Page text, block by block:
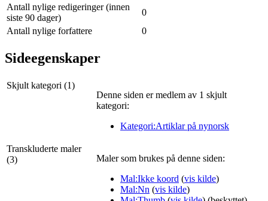
Antall nylige redigeringer (innen
siste 90 dager)
0
Antall nylige forfattere
0
Sideegenskaper
Skjult kategori (1)
Denne siden er medlem av 1 skjult
kategori:
Kategori:Artiklar på nynorsk
Transkluderte maler
(3)
Maler som brukes på denne siden:
Mal:Ikke koord (vis kilde)
Mal:Nn (vis kilde)